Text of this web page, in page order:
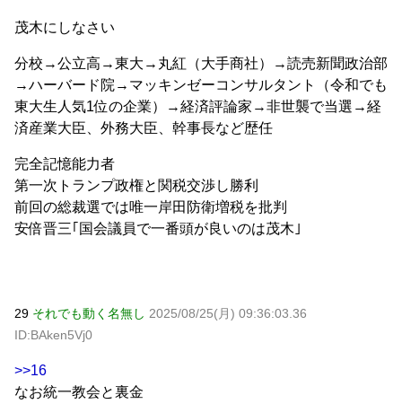
茂木にしなさい
分校→公立高→東大→丸紅（大手商社）→読売新聞政治部
→ハーバード院→マッキンゼーコンサルタント（令和でも
東大生人気1位の企業）→経済評論家→非世襲で当選→経
済産業大臣、外務大臣、幹事長など歴任
完全記憶能力者
第一次トランプ政権と関税交渉し勝利
前回の総裁選では唯一岸田防衛増税を批判
安倍晋三｢国会議員で一番頭が良いのは茂木｣
29 それでも動く名無し 2025/08/25(月) 09:36:03.36
ID:BAken5Vj0
>>16
なお統一教会と裏金